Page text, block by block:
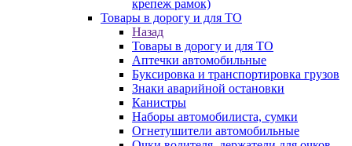
крепеж рамок)
Товары в дорогу и для ТО
Назад
Товары в дорогу и для ТО
Аптечки автомобильные
Буксировка и транспортировка грузов
Знаки аварийной остановки
Канистры
Наборы автомобилиста, сумки
Огнетушители автомобильные